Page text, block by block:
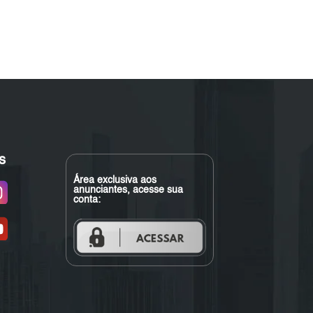
Área exclusiva aos
anunciantes, acesse sua
conta: